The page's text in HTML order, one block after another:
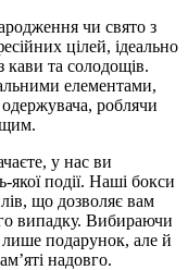
чи свято з
цілей, ідеально
кави та солодощів.
елементами,
роблячи
у нас ви
якої події. Наші бокси
що дозволяє вам
випадку. Вибираючи
лише подарунок, але й
надовго.